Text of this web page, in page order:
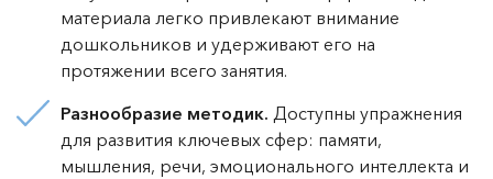
материала легко привлекают внимание
дошкольников и удерживают его на
протяжении всего занятия.
Разнообразие методик. Доступны упражнения
для развития ключевых сфер: памяти,
мышления, речи, эмоционального интеллекта и